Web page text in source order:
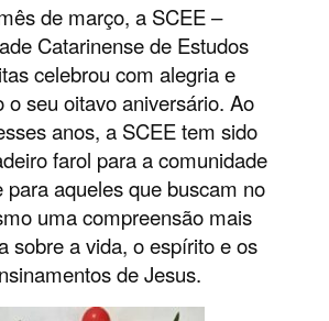
de março, a SCEE –
Catarinense de Estudos
celebrou com alegria e
o seu oitavo aniversário. Ao
anos, a SCEE tem sido
farol para a comunidade
para aqueles que buscam no
uma compreensão mais
sobre a vida, o espírito e os
de Jesus.